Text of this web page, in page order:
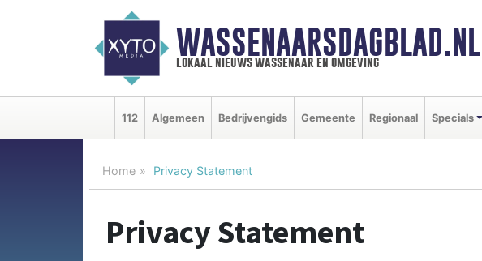
WASSENAARSDAGBLAD.NL
lokaal nieuws wassenaar en omgeving
112 Algemeen Bedrijvengids Gemeente Regionaal Specials
Home Privacy Statement
Privacy Statement